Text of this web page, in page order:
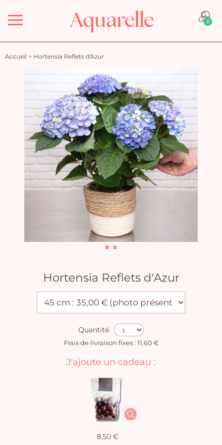
Menu 0
Accueil > Hortensia Reflets d'Azur
Hortensia Reflets d'Azur
Quantité
Frais de livraison fixes : 11,60 €
J'ajoute un cadeau :
8,50 €